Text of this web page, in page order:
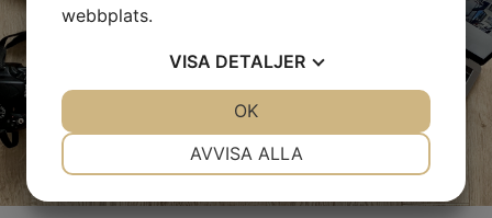
webbplats.
VISA DETALJER
AVVISA ALLA
OK